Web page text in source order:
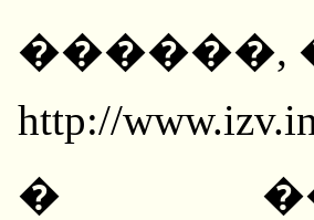
������,
http://
�